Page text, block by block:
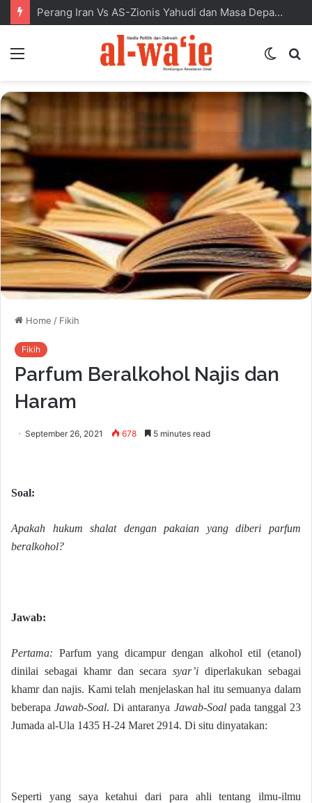
Perang Iran Vs AS-Zionis Yahudi dan Masa Depan Dunia Islam
Switch
Home / Fikih
Fikih
Parfum Beralkohol Najis dan
Haram
September 26, 2021 678 5 minutes read
Soal:
Apakah hukum shalat dengan pakaian yang diberi parfum
beralkohol?
Jawab:
Pertama: Parfum yang dicampur dengan alkohol etil (etanol)
dinilai sebagai khamr dan secarasyar’i diperlakukan sebagai
khamr dan najis. Kami telah menjelaskan hal itu semuanya dalam
beberapaJawab-Soal. Di antaranya Jawab-Soalpada tanggal 23
Jumada al-Ula 1435 H-24 Maret 2914. Di situ dinyatakan:
Seperti yang saya ketahui dari para ahli tentang ilmu-ilmu